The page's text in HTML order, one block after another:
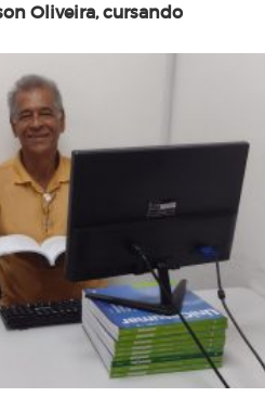
Oliveira, cursando